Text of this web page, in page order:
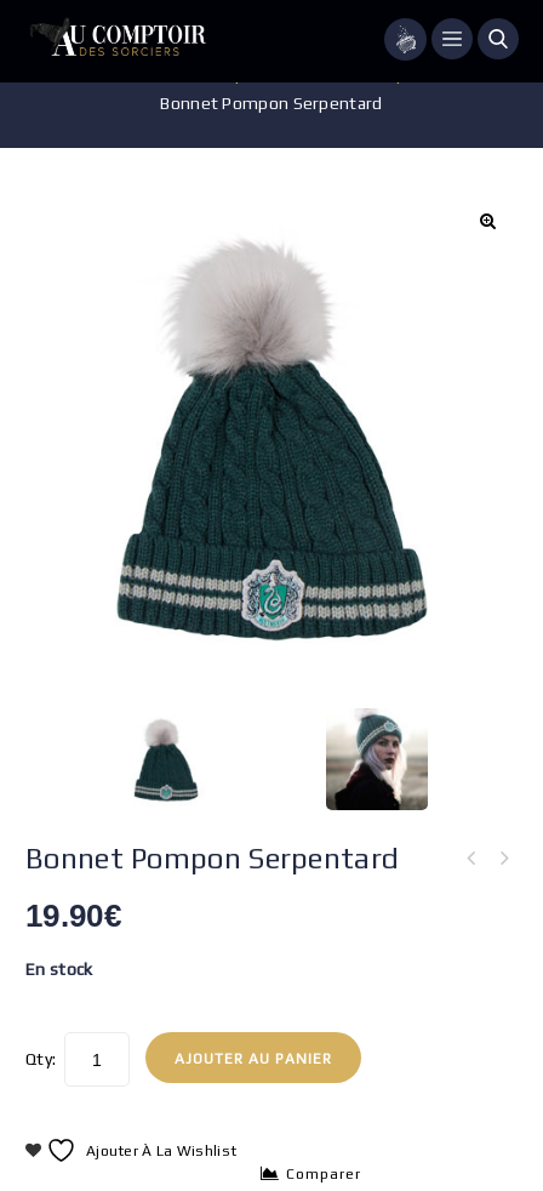
Menu
Bonnet Pompon Serpentard
Bonnet Pompon Serpentard
19.90€
En stock
Qty: AJOUTER AU PANIER
Ajouter À La Wishlist
Comparer